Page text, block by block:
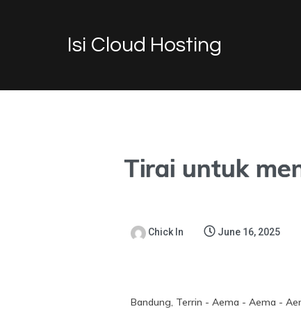
Isi Cloud Hosting
Tirai untuk
Chick In June 16, 2025
Bandung, Terrin - Aema - Aema -